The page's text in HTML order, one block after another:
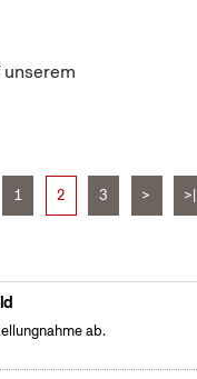
1 2 3 > >|
ab.